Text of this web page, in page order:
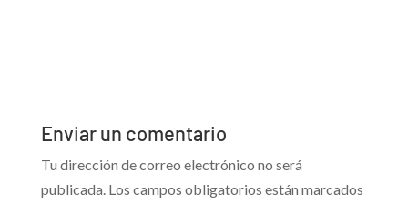
Enviar un comentario
Tu dirección de correo electrónico no será
publicada. Los campos obligatorios están marcados